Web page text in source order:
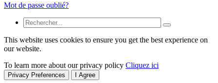
Mot de passe oublié?
This website uses cookies to ensure you get the best experience on
our website.
To learn more about our privacy policy Cliquez ici
Privacy Preferences I Agree